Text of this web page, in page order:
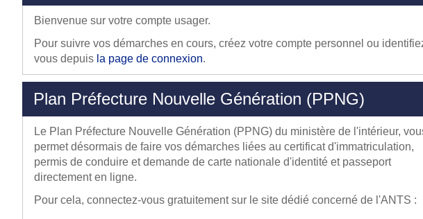
Bienvenue sur votre compte usager.
Pour suivre vos démarches en cours, créez votre compte personnel ou
vous depuis la page de connexion.
Plan Préfecture Nouvelle Génération (PPNG)
Le Plan Préfecture Nouvelle Génération (PPNG) du ministère de l'intérieur,
permet désormais de faire vos démarches liées au certificat d'immatriculation,
permis de conduire et demande de carte nationale d'identité et passeport
directement en ligne.
Pour cela, connectez-vous gratuitement sur le site dédié concerné de l'ANTS :